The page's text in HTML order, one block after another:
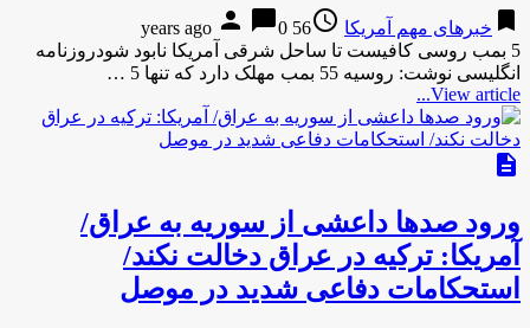
bookmark خبرهای مهم آمریکا access_time
56 years ago
person chat_bubble0
5 بمب روسی کافیست تا ساحل شرقی آمریکا نابود شودروزنامه
انگلیسی نوشت: روسیه 55 بمب مهلک دارد که تنها 5 …
View article...
description
ورود صدها داعشی از سوریه به عراق/
آمریکا: ترکیه در عراق دخالت نکند/
استحکامات دفاعی شدید در موصل